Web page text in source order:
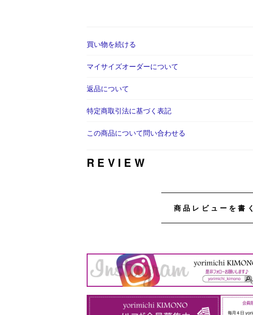
買い物を続ける
マイサイズオーダーについて
返品について
特定商取引法に基づく表記
この商品について問い合わせる
REVIEW
商品レビューを書く